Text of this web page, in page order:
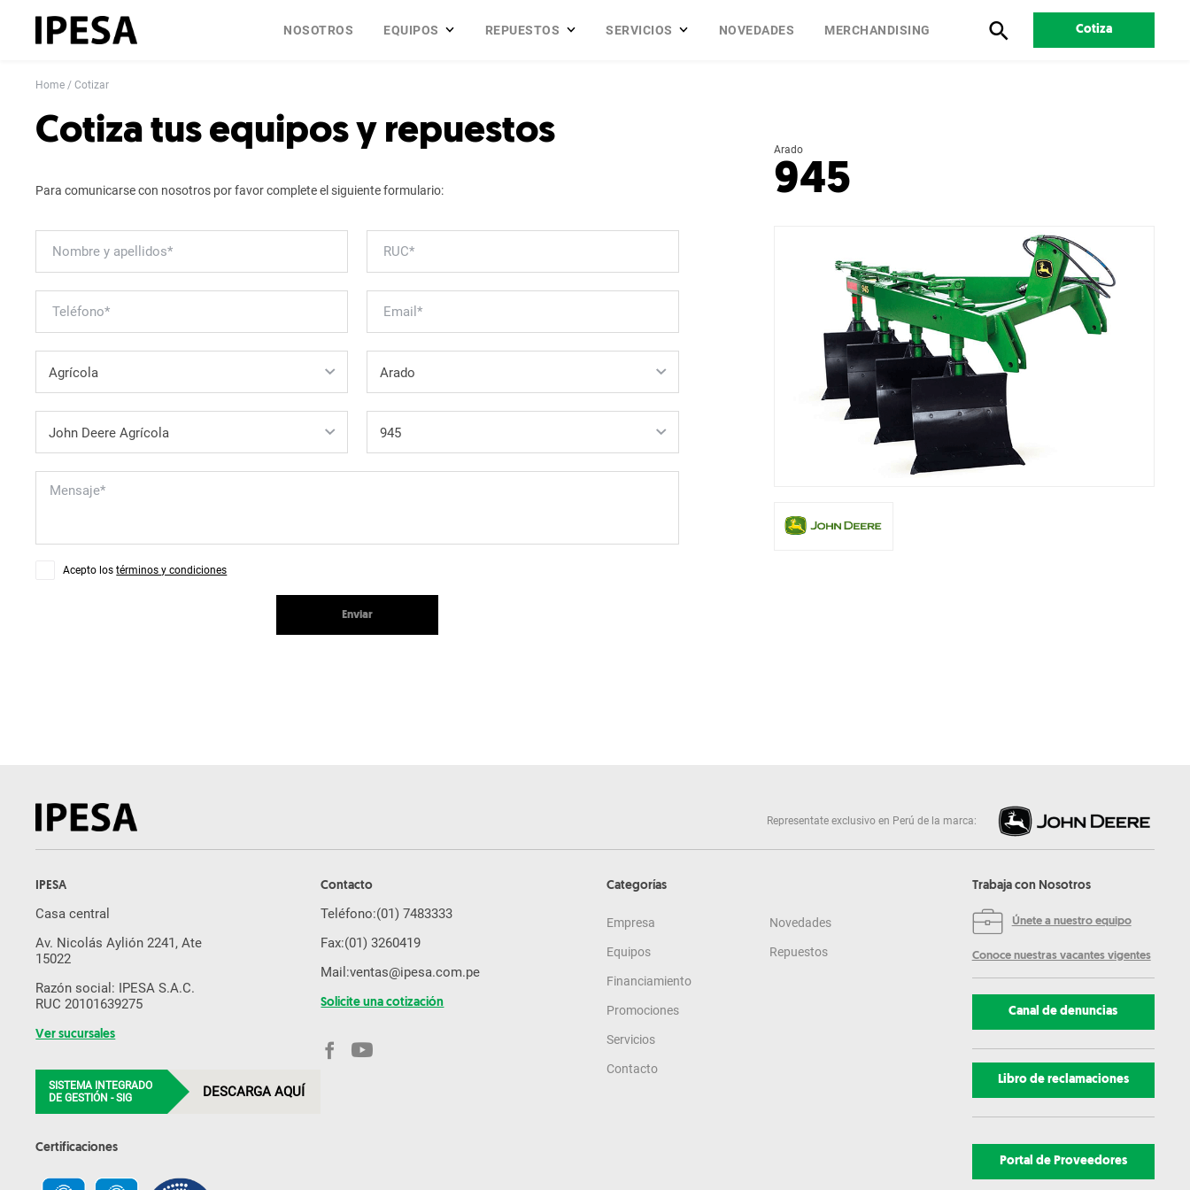
NOSOTROS EQUIPOS REPUESTOS SERVICIOS NOVEDADES MERCHANDISING Cotiza
Home Cotizar
Cotiza tus equipos y repuestos
Para comunicarse con nosotros por favor complete el siguiente formulario:
Acepto lostérminos y condiciones
Enviar
Arado
945
Representate exclusivo en Perú de la marca:
IPESA
Casa central
Av. Nicolás Aylión 2241, Ate
15022
Razón social: IPESA S.A.C.
RUC 20101639275
Ver sucursales
SISTEMA INTEGRADO
DE GESTIÓN - SIG
DESCARGA AQUÍ
Certificaciones
Contacto
Teléfono:(01) 7483333
Fax:(01) 3260419
Mail:ventas@ipesa.com.pe
Solicite una cotización
Categorías
Empresa
Equipos
Financiamiento
Promociones
Servicios
Contacto
Novedades
Repuestos
Trabaja con Nosotros
Únete a nuestro equipo
Conoce nuestras vacantes vigentes
Canal de denuncias
Libro de reclamaciones
Portal de Proveedores